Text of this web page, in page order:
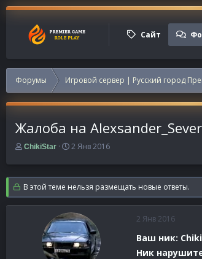
Сайт
Форумы Игровой сервер | Русский город
Жалоба на
А
т
о
р
т
ChikiStar
Д
т
а
н
а
ч
а
л
а
2 Янв 2016
В этой теме нельзя размещать новые ответы.
2 Янв 2016
Ваш ник:
Ник